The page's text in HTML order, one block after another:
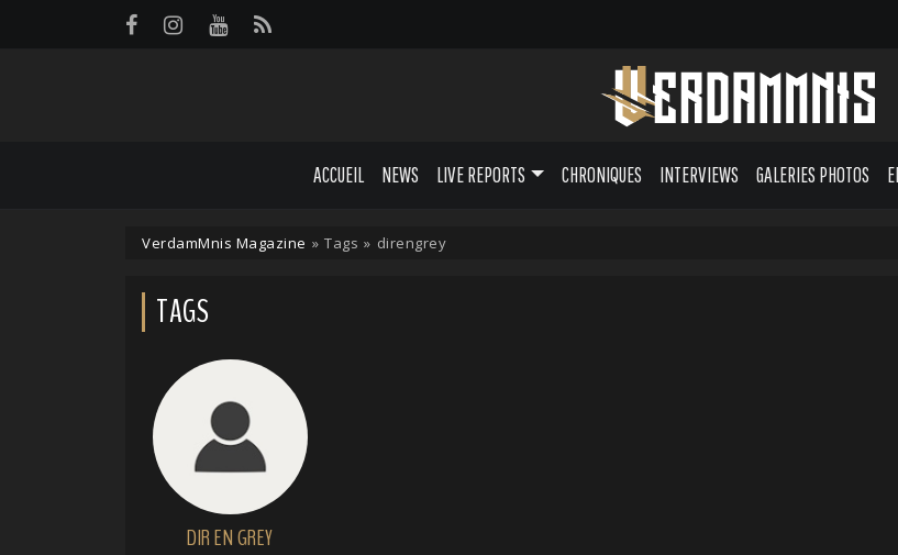
ACCUEIL NEWS LIVE REPORTS CHRONIQUES INTERVIEWS GALERIES PHOTOS
VerdamMnis Magazine » Tags » direngrey
TAGS
DIR EN GREY
Panneau de gestion des cookies